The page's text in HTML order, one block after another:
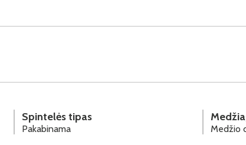
Spintelės tipas
Pakabinama Medžio